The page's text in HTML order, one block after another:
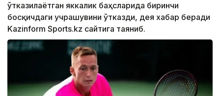
ўтказилаётган яккалик баҳсларида биринчи
босқичдаги учрашувини ўтказди, дея хабар беради
Kazinform Sports.kz сайтига таяниб.